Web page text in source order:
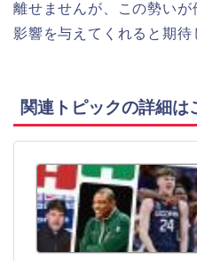
離せませんが、この勢い
影響を与えてくれると期待
関連トピックの詳細は